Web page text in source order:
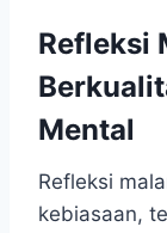
Refleksi
Mental
Refleksi
kebiasaan,